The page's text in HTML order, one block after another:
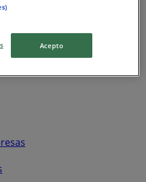
la empresa
las compras locales
Acepto